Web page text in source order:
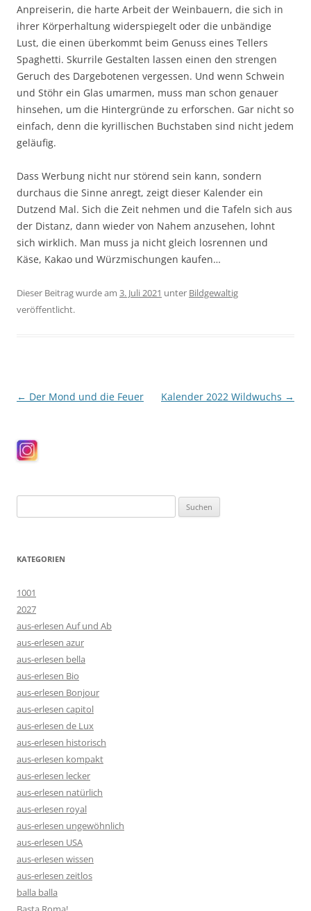
Anpreiserin, die harte Arbeit der Weinbauern, die sich in
ihrer Körperhaltung widerspiegelt oder die unbändige
Lust, die einen überkommt beim Genuss eines Tellers
Spaghetti. Skurrile Gestalten lassen einen den strengen
Geruch des Dargebotenen vergessen. Und wenn Schwein
und Stöhr ein Glas umarmen, muss man schon genauer
hinsehen, um die Hintergründe zu erforschen. Gar nicht so
einfach, denn die kyrillischen Buchstaben sind nicht jedem
geläufig.
Dass Werbung nicht nur störend sein kann, sondern
durchaus die Sinne anregt, zeigt dieser Kalender ein
Dutzend Mal. Sich die Zeit nehmen und die Tafeln sich aus
der Distanz, dann wieder von Nahem anzusehen, lohnt
sich wirklich. Man muss ja nicht gleich losrennen und
Käse, Kakao und Würzmischungen kaufen…
Dieser Beitrag wurde am 3. Juli 2021 unter Bildgewaltig
veröffentlicht.
Beitragsnavigation
← Der Mond und die Feuer Kalender 2022 Wildwuchs →
nach:
KATEGORIEN
1001
2027
aus-erlesen Auf und Ab
aus-erlesen azur
aus-erlesen bella
aus-erlesen Bio
aus-erlesen Bonjour
aus-erlesen capitol
aus-erlesen de Lux
aus-erlesen historisch
aus-erlesen kompakt
aus-erlesen lecker
aus-erlesen natürlich
aus-erlesen royal
aus-erlesen ungewöhnlich
aus-erlesen USA
aus-erlesen wissen
aus-erlesen zeitlos
balla balla